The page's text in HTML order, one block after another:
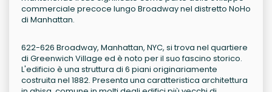
commerciale precoce lungo Broadway nel distretto NoHo
di Manhattan.
622-626 Broadway, Manhattan, NYC, si trova nel quartiere
di Greenwich Village ed è noto per il suo fascino storico.
L'edificio è una struttura di 6 piani originariamente
costruita nel 1882. Presenta una caratteristica architettura